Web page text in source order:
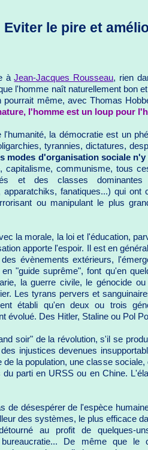
Eviter le pire et
àJean-Jacques Rousseau, rien
l'homme naît naturellement bon
pourrait même, avec Thomas
l'homme est un loup pour
l'humanité, la démocratie est un
tyrannies, dictatures,
modes d'organisation sociale
capitalisme, communisme, tous
et des classes dominantes
apparatchiks, fanatiques...) qui
ou manipulant le plus
la morale, la loi et l'éducation,
apporte l'espoir. Il est en
des évènements extérieurs,
"guide suprême", font qu'en
la guerre civile, le génocide
Les tyrans pervers et
établi qu'en deux ou trois
évolué. Des Hitler, Staline ou Pol
soir" de la révolution, s'il se
injustices devenues
de la population, une classe
du parti en URSS ou en Chine.
de désespérer de l'espèce
des systèmes, le plus efficace
au profit de quelques-
bureaucratie... De même que le